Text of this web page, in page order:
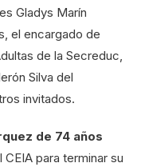
Gladys Marín
el encargado de
de la Secreduc,
Silva del
invitados.
de 74 años
para terminar su